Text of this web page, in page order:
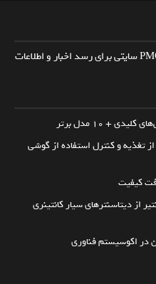
پایگاه مرکزخبر کامپیوتر و موبایل - PMCM سایتی برای رسد اخبار و اطلاعات
+ 10 مدل برتر
تغذیه و کنترل استفاده از گوشی
از دیتاسنترهای سیار کانتینری
در اکوسیستم فناوری